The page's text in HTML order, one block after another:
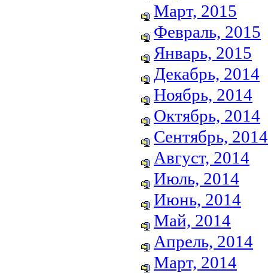
Март, 2015
Февраль, 2015
Январь, 2015
Декабрь, 2014
Ноябрь, 2014
Октябрь, 2014
Сентябрь, 2014
Август, 2014
Июль, 2014
Июнь, 2014
Май, 2014
Апрель, 2014
Март, 2014